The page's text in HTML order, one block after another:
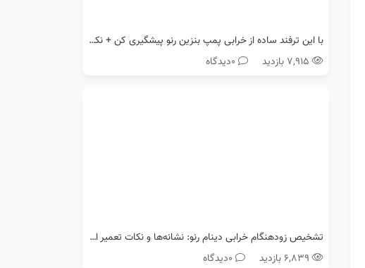
با این ترفند ساده از خرابی پمپ بنزین رنو پیشگیری کن + نکات طلایی
۷,۹۱۵ بازدید
0دیدگاه
تشخیص زودهنگام خرابی دینام رنو: نشانه‌ها و نکات تعمیر ارزان
۶,۸۳۹ بازدید
0دیدگاه